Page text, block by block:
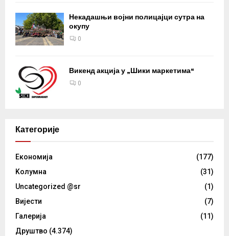
Некадашњи војни полицајци сутра на
окупу
0
Викенд акција у „Шики маркетима“
0
Категорије
Eкономија
(177)
Kолумнa
(31)
Uncategorized @sr
(1)
Вијести
(7)
Галерија
(11)
Друштво (4.374)